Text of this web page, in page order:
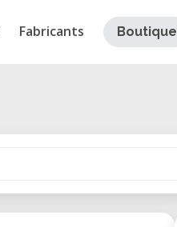
Fabricants Boutique